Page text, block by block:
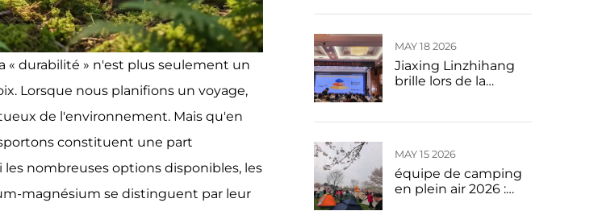
« durabilité » n'est plus seulement un
Lorsque nous planifions un voyage,
de l'environnement. Mais qu'en
constituent une part
nombreuses options disponibles, les
magnésium se distinguent par leur
MAY 18 2026
Jiaxing Linzhihang
brille lors de la
commerçants du
Pékin
MAY 15 2026
équipe de camping
en plein air 2026 :